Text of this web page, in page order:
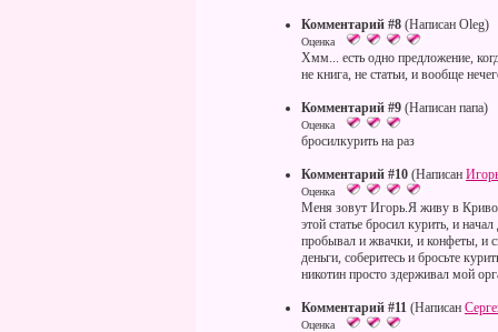
Комментарий #8 (Написан Oleg)
Оценка
Хмм... есть одно предложение,
не книга, не статьи, и вообще
Комментарий #9 (Написан папа)
Оценка
бросилкурить на раз
Комментарий #10 (Написан
Оценка
Меня зовут Игорь.Я живу в
этой статье бросил курить, и
пробывал и жвачки, и конфеты, и
деньги, соберитесь и бросьте
никотин просто здерживал мой
Комментарий #11 (Написан
Оценка